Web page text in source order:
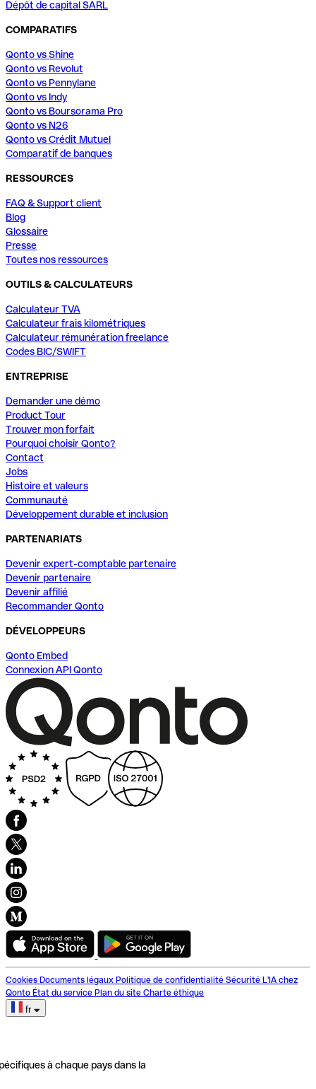
Dépôt de capital SARL
COMPARATIFS
Qonto vs Shine
Qonto vs Revolut
Qonto vs Pennylane
Qonto vs Indy
Qonto vs Boursorama Pro
Qonto vs N26
Qonto vs Crédit Mutuel
Comparatif de banques
RESSOURCES
FAQ & Support client
Blog
Glossaire
Presse
Toutes nos ressources
OUTILS & CALCULATEURS
Calculateur TVA
Calculateur frais kilométriques
Calculateur rémunération freelance
Codes BIC/SWIFT
ENTREPRISE
Demander une démo
Product Tour
Trouver mon forfait
Pourquoi choisir Qonto?
Contact
Jobs
Histoire et valeurs
Communauté
Développement durable et inclusion
PARTENARIATS
Devenir expert-comptable partenaire
Devenir partenaire
Devenir affilié
Recommander Qonto
DÉVELOPPEURS
Qonto Embed
Connexion API Qonto
Cookies Documents légaux Politique de confidentialité Sécurité L'IA chez
Qonto État du service Plan du site Charte éthique
fr
à chaque pays dans la